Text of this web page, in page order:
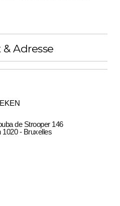
Adresse
de Strooper 146
1020 - Bruxelles